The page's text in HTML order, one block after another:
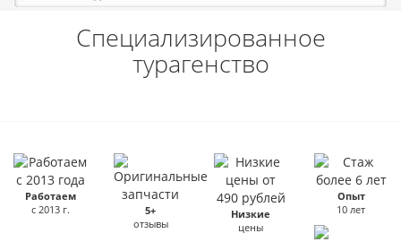
Специализированное
турагенство
Работаем
с 2013 г.
5+
отзывы
Низкие
цены
Опыт
10 лет